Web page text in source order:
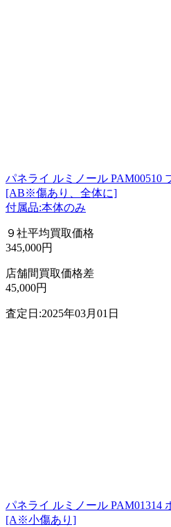
パネライ ルミノール PAM00510
[AB※傷あり、全体に]
付属品:本体のみ
９社平均買取価格
345,000円
店舗間買取価格差
45,000円
査定日:2025年03月01日
パネライ ルミノール PAM01314
[A※小傷あり]